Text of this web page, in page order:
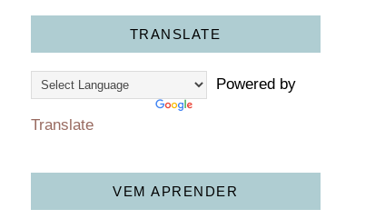
TRANSLATE
Powered by
Translate
VEM APRENDER